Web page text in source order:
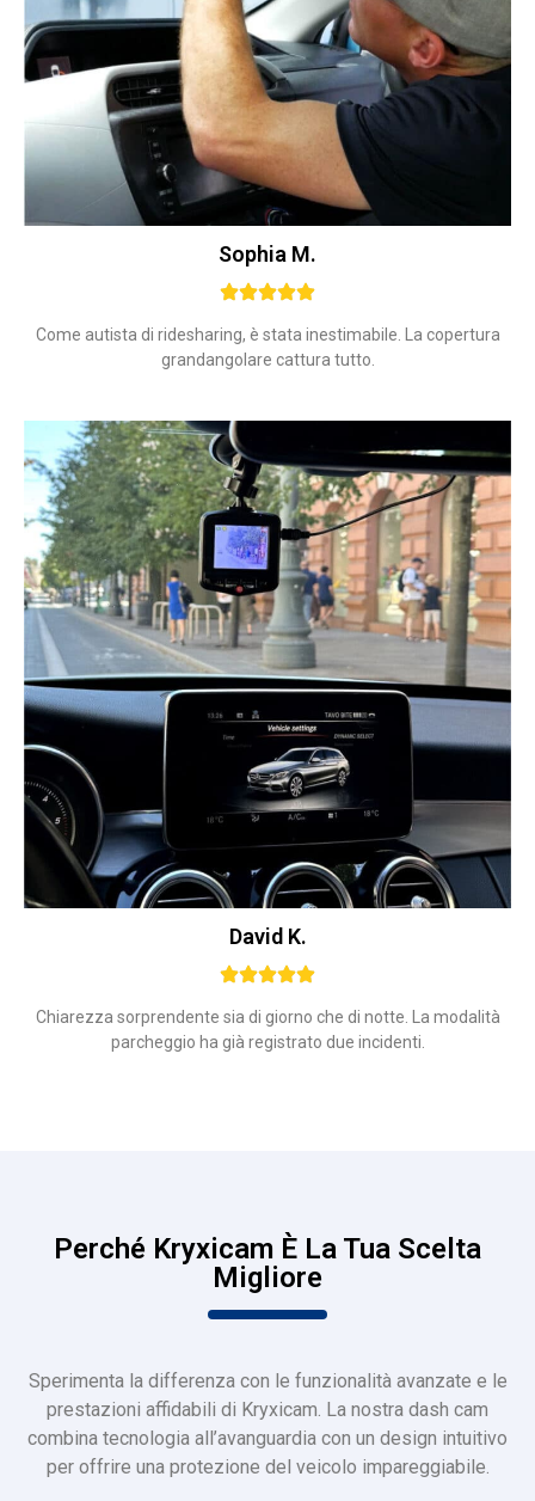
Sophia M.
Come autista di ridesharing, è stata inestimabile. La copertura
grandangolare cattura tutto.
David K.
Chiarezza sorprendente sia di giorno che di notte. La modalità
parcheggio ha già registrato due incidenti.
Perché Kryxicam È La Tua Scelta
Migliore
Sperimenta la differenza con le funzionalità avanzate e le
prestazioni affidabili di Kryxicam. La nostra dash cam
combina tecnologia all’avanguardia con un design intuitivo
per offrire una protezione del veicolo impareggiabile.